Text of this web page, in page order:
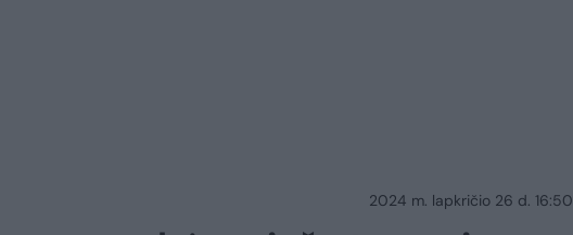
2024 m. lapkričio 26 d. 16:50